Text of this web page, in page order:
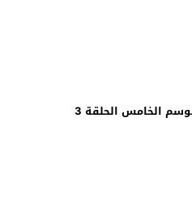
الخامس الحلقة 3